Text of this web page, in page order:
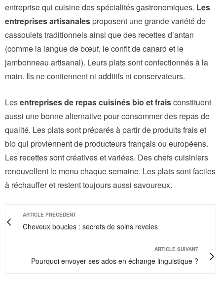
entreprise qui cuisine des spécialités gastronomiques. Les
entreprises artisanales proposent une grande variété de
cassoulets traditionnels ainsi que des recettes d’antan
(comme la langue de bœuf, le confit de canard et le
jambonneau artisanal). Leurs plats sont confectionnés à la
main. Ils ne contiennent ni additifs ni conservateurs.
Lesentreprises de repas cuisinés bio et fraisconstituent
aussi une bonne alternative pour consommer des repas de
qualité. Les plats sont préparés à partir de produits frais et
bio qui proviennent de producteurs français ou européens.
Les recettes sont créatives et variées. Des chefs cuisiniers
renouvellent le menu chaque semaine. Les plats sont faciles
à réchauffer et restent toujours aussi savoureux.
ARTICLE PRÉCÉDENT
Cheveux boucles : secrets de soins reveles
ARTICLE SUIVANT
Pourquoi envoyer ses ados en échange linguistique ?